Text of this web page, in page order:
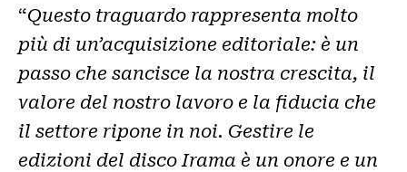
“Questo traguardo rappresenta molto
più di un’acquisizione editoriale: è un
passo che sancisce la nostra crescita, il
valore del nostro lavoro e la fiducia che
il settore ripone in noi. Gestire le
edizioni del disco Irama è un onore e un